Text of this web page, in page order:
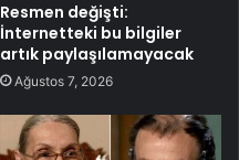
Resmen değişti:
İnternetteki bu bilgiler
artık paylaşılamayacak
Ağustos 7, 2026